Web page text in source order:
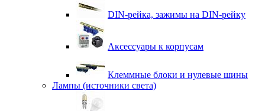
DIN-рейка, зажимы на DIN-рейку
Аксессуары к корпусам
Клеммные блоки и нулевые шины
Лампы (источники света)